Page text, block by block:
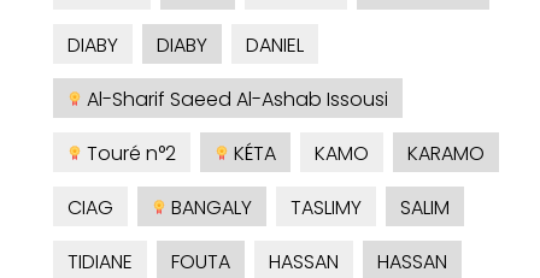
DIABY
DIABY
DANIEL
Al-Sharif Saeed Al-Ashab Issousi
Touré n°2
KÉTA KAMO
KARAMO
CIAG
BANGALY TASLIMY
SALIM
TIDIANE
FOUTA HASSAN
HASSAN